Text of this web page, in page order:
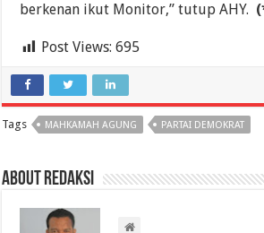
berkenan ikut Monitor,” tutup AHY.
Post Views: 695
Tags MAHKAMAH AGUNG PARTAI DEMOKRAT
About Redaksi